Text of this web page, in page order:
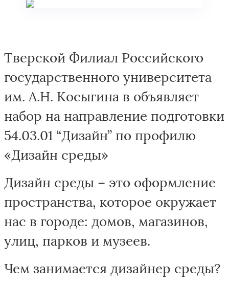
Тверской Филиал Российского
государственного университета
им. А.Н. Косыгина в объявляет
набор на направление подготовки
54.03.01 “Дизайн” по профилю
«Дизайн среды»
Дизайн среды – это оформление
пространства, которое окружает
нас в городе: домов, магазинов,
улиц, парков и музеев.
Чем занимается дизайнер среды?